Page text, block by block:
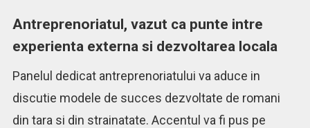
Antreprenoriatul, vazut ca punte intre
experienta externa si dezvoltarea locala
Panelul dedicat antreprenoriatului va aduce in
discutie modele de succes dezvoltate de romani
din tara si din strainatate. Accentul va fi pus pe